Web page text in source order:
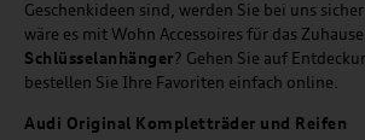
Geschenkideen sind, werden Sie bei uns
wäre es mit Wohn Accessoires für das
Schlüsselanhänger? Gehen Sie auf
bestellen Sie Ihre Favoriten einfach online.
Audi Original Kompletträder und Reifen